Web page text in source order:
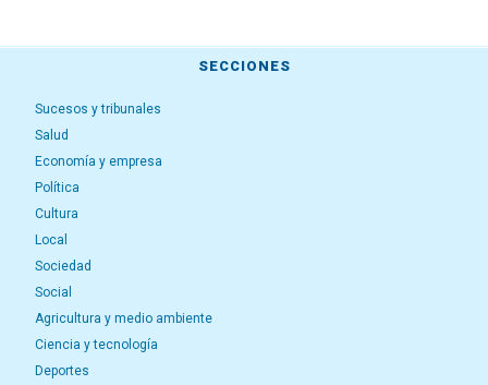
SECCIONES
Sucesos y tribunales
Salud
Economía y empresa
Política
Cultura
Local
Sociedad
Social
Agricultura y medio ambiente
Ciencia y tecnología
Deportes